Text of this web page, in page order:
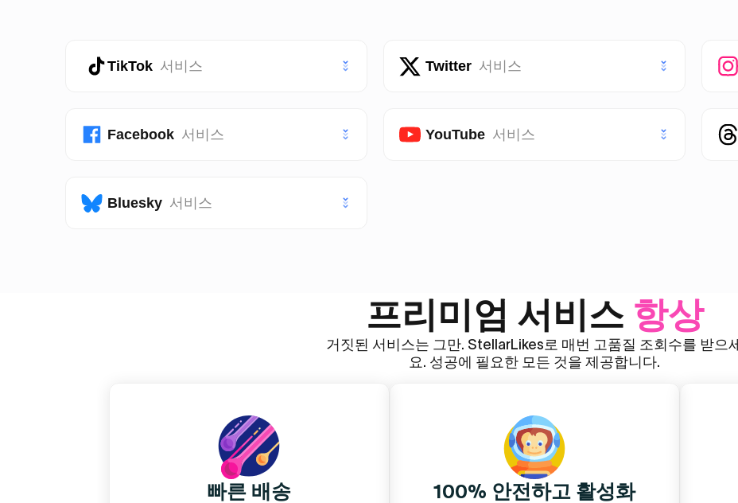
TikTok 서비스
틱톡 좋아요
틱톡 조회수
VIP 틱톡 팔로워
Twitter 서비스
트위터 (X) 좋아요
Facebook 서비스
페이스북 페이지 좋아요
YouTube 서비스
유튜브 쇼츠 좋아요
유튜브 쇼츠 조회수
Bluesky 서비스
프리미엄 서비스 항상
거짓된 서비스는 그만. StellarLikes로 매번 고품질 조회수를 받으세
요. 성공에 필요한 모든 것을 제공합니다.
빠른 배송 100% 안전하고 활성화